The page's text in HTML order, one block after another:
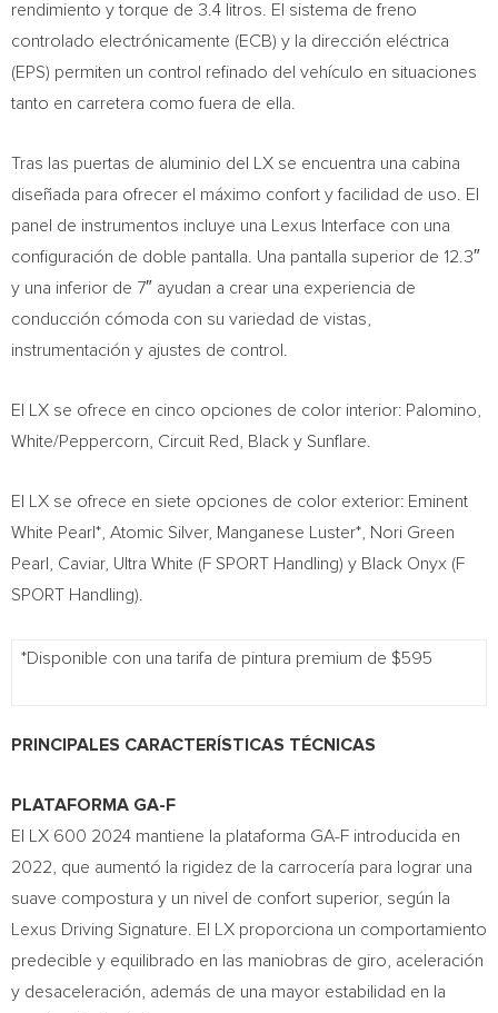
rendimiento y torque de 3.4 litros. El sistema de freno
controlado electrónicamente (ECB) y la dirección eléctrica
(EPS) permiten un control refinado del vehículo en situaciones
tanto en carretera como fuera de ella.
Tras las puertas de aluminio del LX se encuentra una cabina
diseñada para ofrecer el máximo confort y facilidad de uso. El
panel de instrumentos incluye una Lexus Interface con una
configuración de doble pantalla. Una pantalla superior de 12.3″
y una inferior de 7″ ayudan a crear una experiencia de
conducción cómoda con su variedad de vistas,
instrumentación y ajustes de control.
El LX se ofrece en cinco opciones de color interior: Palomino,
White/Peppercorn, Circuit Red, Black y Sunflare.
El LX se ofrece en siete opciones de color exterior: Eminent
White Pearl*, Atomic Silver, Manganese Luster*,
Nori Green
Pearl
, Caviar, Ultra White (F SPORT Handling) y Black Onyx (F
SPORT Handling).
*Disponible con una tarifa de pintura premium de $595
PRINCIPALES CARACTERÍSTICAS TÉCNICAS
PLATAFORMA GA-F
El LX 600 2024 mantiene la plataforma GA-F introducida en
2022, que aumentó la rigidez de la carrocería para lograr una
suave compostura y un nivel de confort superior, según la
Lexus Driving Signature. El LX proporciona un comportamiento
predecible y equilibrado en las maniobras de giro, aceleración
y desaceleración, además de una mayor estabilidad en la